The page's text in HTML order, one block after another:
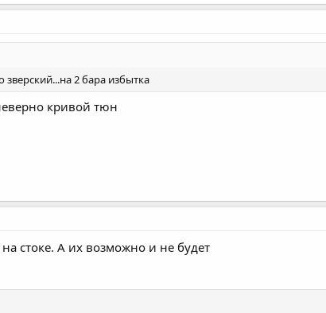
зверский...на 2 бара избытка
кривой тюн
стоке. А их возможно и не будет